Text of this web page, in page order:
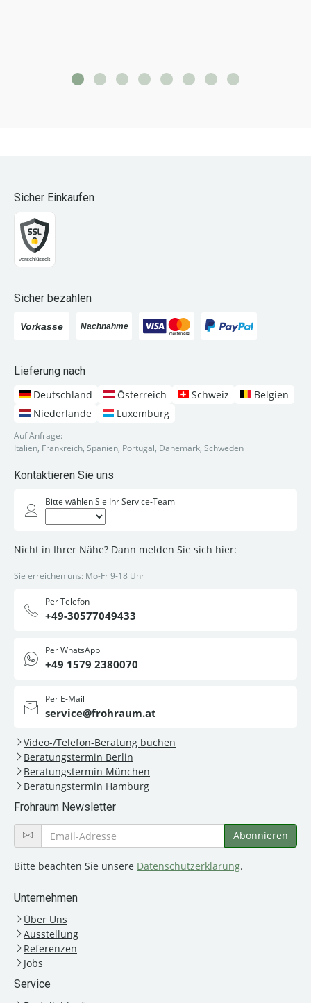
Sicher Einkaufen
Sicher bezahlen
Lieferung nach
Deutschland
Österreich Schweiz
Belgien
Niederlande
Luxemburg
Auf Anfrage:
Italien, Frankreich, Spanien, Portugal, Dänemark, Schweden
Kontaktieren Sie uns
Bitte wählen Sie Ihr Service-Team
Nicht in Ihrer Nähe? Dann melden Sie sich hier:
Sie erreichen uns: Mo-Fr 9-18 Uhr
Per Telefon
+49-30577049433
Per WhatsApp
+49 1579 2380070
Per E-Mail
service@frohraum.at
Video-/Telefon-Beratung buchen
Beratungstermin Berlin
Beratungstermin München
Beratungstermin Hamburg
Frohraum Newsletter
Bitte beachten Sie unsere Datenschutzerklärung.
Unternehmen
Über Uns
Ausstellung
Referenzen
Jobs
Service